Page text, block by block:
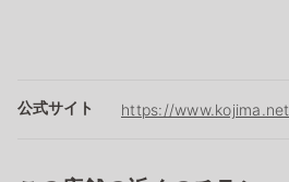
公式サイト https://